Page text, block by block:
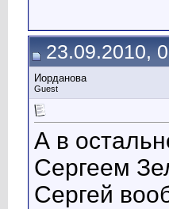
23.09.2010,
Иорданова
Guest
А в
Сергеем
Сергей